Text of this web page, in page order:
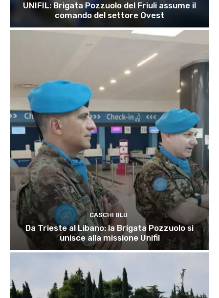
UNIFIL: Brigata Pozzuolo del Friuli assume il
comando del settore Ovest
CASCHI BLU
Da Trieste al Libano: la Brigata Pozzuolo si
unisce alla missione Unifil